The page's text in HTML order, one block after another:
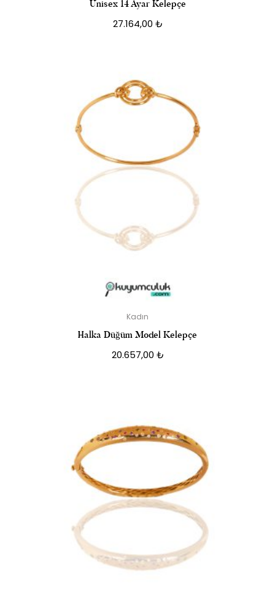
Unisex 14 Ayar Kelepçe
27.164,00 ₺
Kadın
Halka Düğüm Model Kelepçe
20.657,00 ₺